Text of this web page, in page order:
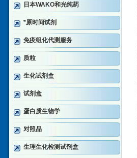
日本WAKO和光纯药
*原时间试剂
免疫组化代测服务
质粒
生化试剂盒
试剂盒
蛋白质生物学
对照品
生理生化检测试剂盒